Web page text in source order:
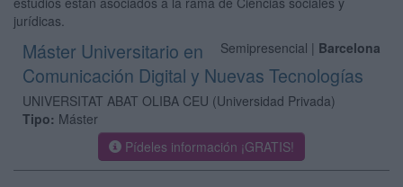
jurídicas.
Semipresencial | Barcelona
Máster Universitario en
Comunicación Digital y Nuevas Tecnologías
UNIVERSITAT ABAT OLIBA CEU (Universidad Privada)
Tipo: Máster
Pídeles información ¡GRATIS!